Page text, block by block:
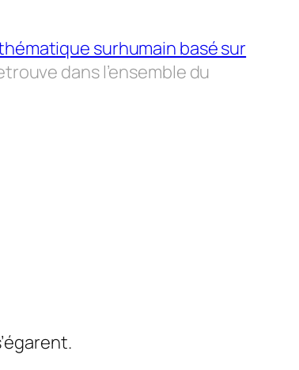
surhumain basé sur
dans l’ensemble du